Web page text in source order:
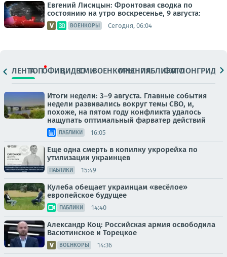
Евгений Лисицын: Фронтовая сводка по
состоянию на утро воскресенье, 9 августа:
ВОЕНКОРЫ Сегодня, 06:04
ЛЕНТАТОПОФИЦ.ВИДЕОСМИВОЕНКОРЫМНЕНИЯПАБЛИКИ
ФОТОЛОНГРИДЫ
Итоги недели: 3–9 августа. Главные события
недели развивались вокруг темы СВО, и,
похоже, на пятом году конфликта удалось
нащупать оптимальный фарватер действий
ПАБЛИКИ 16:05
Еще одна смерть в копилку укрорейха по
утилизации украинцев
ПАБЛИКИ 15:49
Кулеба обещает украинцам «весёлое»
европейское будущее
ПАБЛИКИ 14:40
Александр Коц: Российская армия освободила
Васютинское и Торецкое
ВОЕНКОРЫ 14:36